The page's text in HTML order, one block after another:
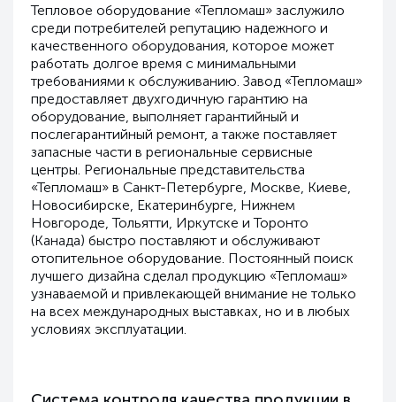
Тепловое оборудование «Тепломаш» заслужило
среди потребителей репутацию надежного и
качественного оборудования, которое может
работать долгое время с минимальными
требованиями к обслуживанию. Завод «Тепломаш»
предоставляет двухгодичную гарантию на
оборудование, выполняет гарантийный и
послегарантийный ремонт, а также поставляет
запасные части в региональные сервисные
центры. Региональные представительства
«Тепломаш» в Санкт-Петербурге, Москве, Киеве,
Новосибирске, Екатеринбурге, Нижнем
Новгороде, Тольятти, Иркутске и Торонто
(Канада) быстро поставляют и обслуживают
отопительное оборудование. Постоянный поиск
лучшего дизайна сделал продукцию «Тепломаш»
узнаваемой и привлекающей внимание не только
на всех международных выставках, но и в любых
условиях эксплуатации.